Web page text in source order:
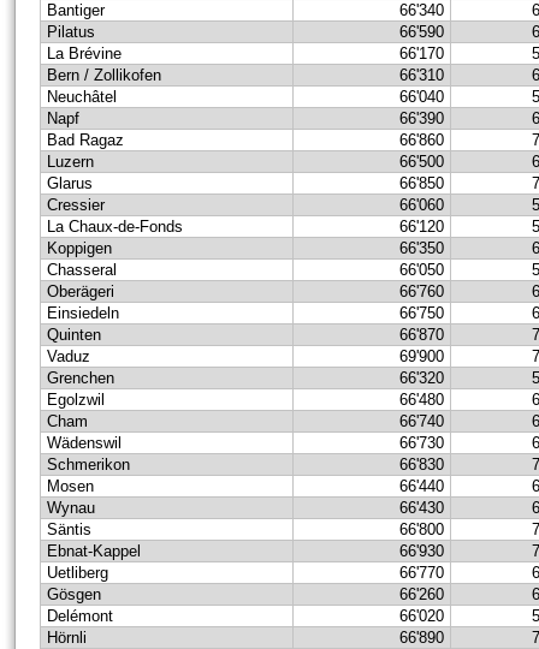
Bantiger
66'340
Pilatus
66'590
La Brévine
66'170
Bern / Zollikofen
66'310
Neuchâtel
66'040
Napf
66'390
Bad Ragaz
66'860
Luzern
66'500
Glarus
66'850
Cressier
66'060
La Chaux-de-Fonds
66'120
Koppigen
66'350
Chasseral
66'050
Oberägeri
66'760
Einsiedeln
66'750
Quinten
66'870
Vaduz
69'900
Grenchen
66'320
Egolzwil
66'480
Cham
66'740
Wädenswil
66'730
Schmerikon
66'830
Mosen
66'440
Wynau
66'430
Säntis
66'800
Ebnat-Kappel
66'930
Uetliberg
66'770
Gösgen
66'260
Delémont
66'020
Hörnli
66'890